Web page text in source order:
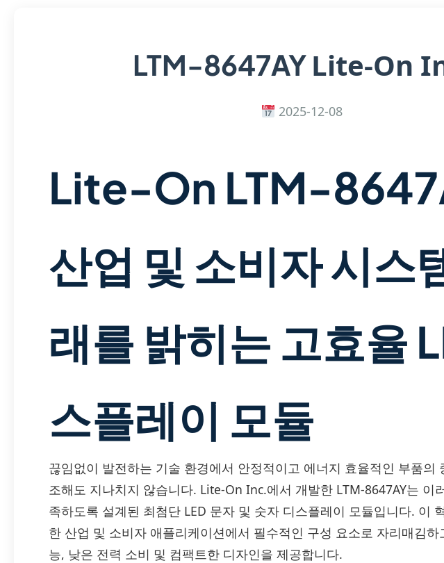
LTM-8647AYLite-On
2025-12-08
Lite-On LTM-
산업 및 소비자 시스
래를 밝히는 고효율
스플레이 모듈
끊임없이 발전하는 기술 환경에서 안정적이고 에너지 효율적인 부품의
조해도 지나치지 않습니다. Lite-On Inc.에서 개발한 LTM-8647AY는 이
족하도록 설계된 최첨단 LED 문자 및 숫자 디스플레이 모듈입니다. 이
한 산업 및 소비자 애플리케이션에서 필수적인 구성 요소로 자리매김하
능, 낮은 전력 소비 및 컴팩트한 디자인을 제공합니다.